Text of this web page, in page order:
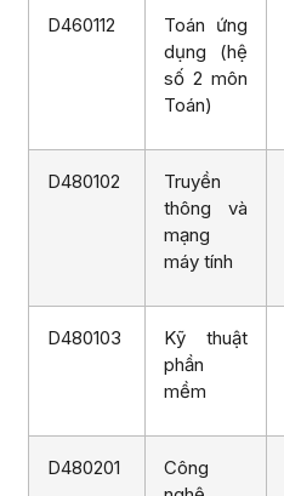
D460112
Toán ứng
dụng (hệ
số 2 môn
Toán)
D480102
Truyền
thông và
mạng
máy tính
D480103
Kỹ thuật
phần
mềm
D480201
Công